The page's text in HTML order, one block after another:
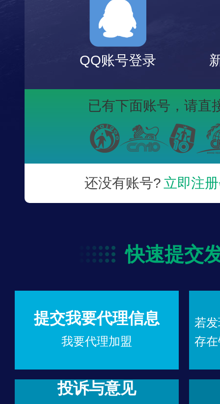
QQ账号登录
已有下面账号， 请直
还没有账号? 立即注
快速提交
提交我要代理信息
我要代理加盟
若
存
投诉与意见